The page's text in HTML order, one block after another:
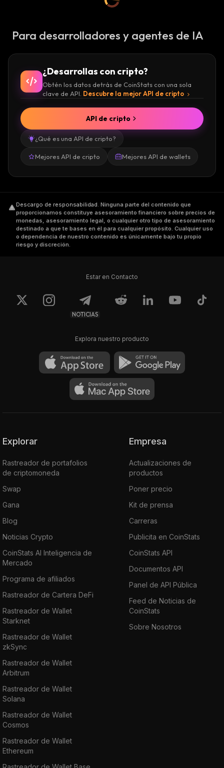
Para desarrolladores y agentes de IA
¿Desarrollas con cripto?
Obtén los datos detrás de CoinStats con una sola
clave de API. Descubre la mejor API de cripto
¿Qué es una API de cripto?
Mejores API de cripto Mejores API de wallets
API de cripto
Descargo de responsabilidad. Ninguna parte del contenido que
proporcionamos constituye asesoramiento financiero sobre precios de
monedas, asesoramiento legal, o cualquier otro tipo de asesoramiento
destinado a que te bases en él para cualquier propósito. Cualquier uso
o dependencia de nuestro contenido es únicamente bajo tu propio
riesgo y discreción.
Estar en Contacto
NOTICIAS
Explora nuestro producto
Explorar
Rastreador de portafolios
de criptomoneda
Swap
Gana
Blog
Noticias Crypto
CoinStats AI Inteligencia de
Mercado
Programa de afiliados
Rastreador de Cartera DeFi
Rastreador de Wallet
Starknet
Rastreador de Wallet
zkSync
Rastreador de Wallet
Arbitrum
Rastreador de Wallet
Solana
Rastreador de Wallet
Cosmos
Rastreador de Wallet
Ethereum
Empresa
Actualizaciones de
productos
Poner precio
Kit de prensa
Carreras
Publicita en CoinStats
CoinStats API
Documentos API
Panel de API Pública
Feed de Noticias de
CoinStats
Sobre Nosotros